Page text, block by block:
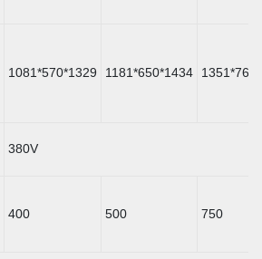
1081*570*1329 1181*650*1434
380V
400 500 750